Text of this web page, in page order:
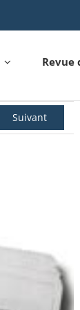
Revue
Suivant